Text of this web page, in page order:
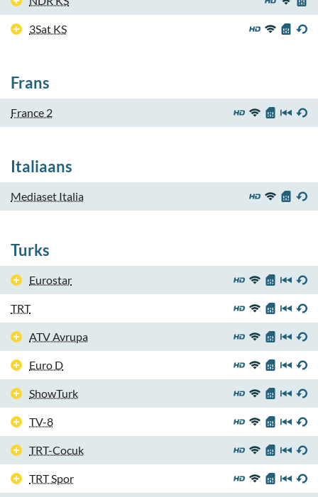
3Sat KS
Frans
France 2
Italiaans
Mediaset Italia
Turks
Eurostar
TRT
ATV Avrupa
Euro D
ShowTurk
TV-8
TRT-Cocuk
TRT Spor